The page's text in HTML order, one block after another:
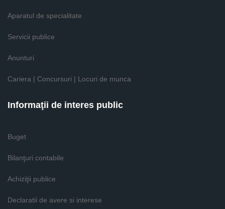
Aparatul de specialitate
Servicii publice
Anunturi
Cariera | Concursuri | Locuri de munca
Informaţii de interes public
Buget
Bilanţuri contabile
Achiziţii publice
Declaratii de avere si interese